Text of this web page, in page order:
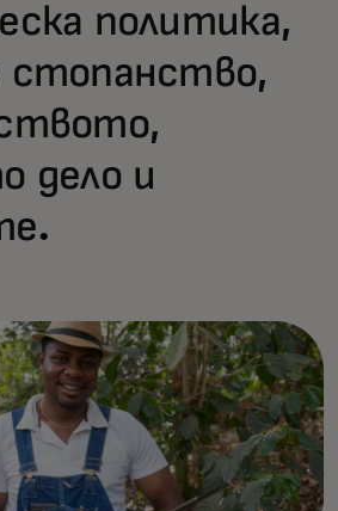
политика,
стопанство,
дело и